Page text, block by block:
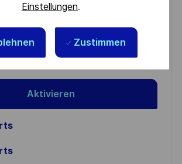
Einstellungen.
Zustimmen
Bedingungen für die Verarbeitung
Aktivieren